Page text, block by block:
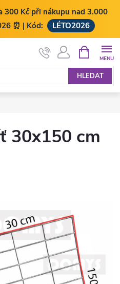
300 Kč při nákupu nad 3.000
⏰ | Kód:
LÉTO2026
HLEDAT
NÁKUPNÍ
KOŠÍK
30x150 cm